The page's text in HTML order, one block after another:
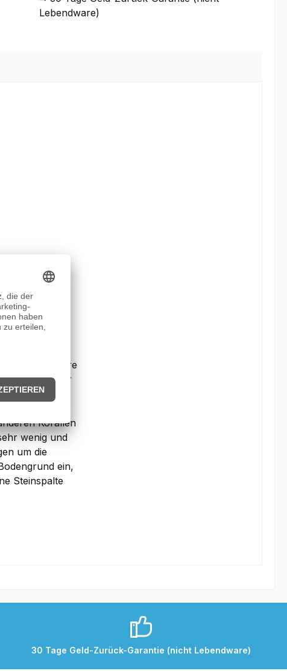
Lebendware)
Fuss nicht
ist sie gut
vorallem an
und
zu
Farbe! - Ihre
ist sie sehr
Korallen
wenig und
um die
ein,
Steinspalte
30 Tage Geld-Zurück-Garantie (nicht Lebendware)